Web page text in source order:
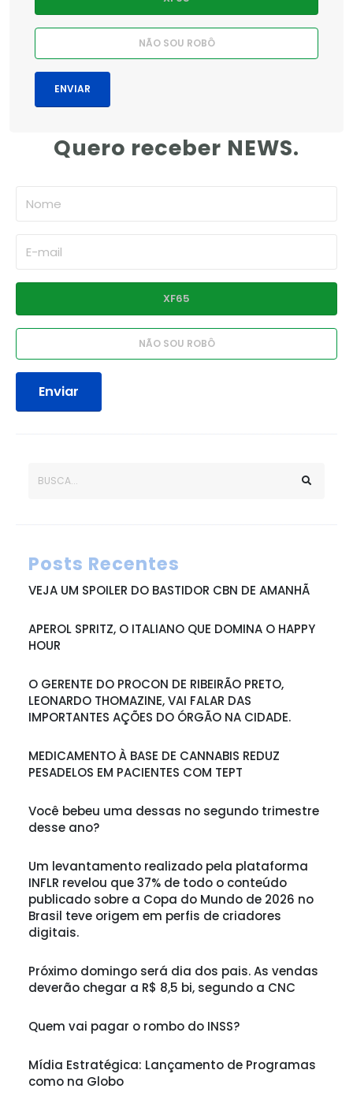
Quero receber NEWS.
Enviar
Posts Recentes
VEJA UM SPOILER DO BASTIDOR CBN DE AMANHÃ
APEROL SPRITZ, O ITALIANO QUE DOMINA O HAPPY
HOUR
O GERENTE DO PROCON DE RIBEIRÃO PRETO,
LEONARDO THOMAZINE, VAI FALAR DAS
IMPORTANTES AÇÕES DO ÓRGÃO NA CIDADE.
MEDICAMENTO À BASE DE CANNABIS REDUZ
PESADELOS EM PACIENTES COM TEPT
Você bebeu uma dessas no segundo trimestre
desse ano?
Um levantamento realizado pela plataforma
INFLR revelou que 37% de todo o conteúdo
publicado sobre a Copa do Mundo de 2026 no
Brasil teve origem em perfis de criadores
digitais.
Próximo domingo será dia dos pais. As vendas
deverão chegar a R$ 8,5 bi, segundo a CNC
Quem vai pagar o rombo do INSS?
Mídia Estratégica: Lançamento de Programas
como na Globo